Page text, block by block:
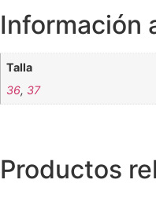
Información
Talla
36, 37
Productos